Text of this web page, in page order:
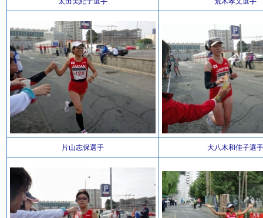
片山志保選手 大八木和佳子選手